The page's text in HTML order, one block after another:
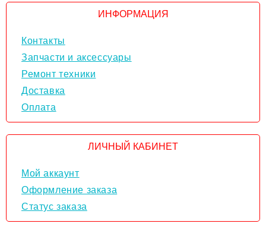
ИНФОРМАЦИЯ
Контакты
Запчасти и аксессуары
Ремонт техники
Доставка
Оплата
ЛИЧНЫЙ КАБИНЕТ
Мой аккаунт
Оформление заказа
Статус заказа